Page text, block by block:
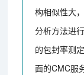
构相似性大
分析方法进
的包封率测
面的CMC服